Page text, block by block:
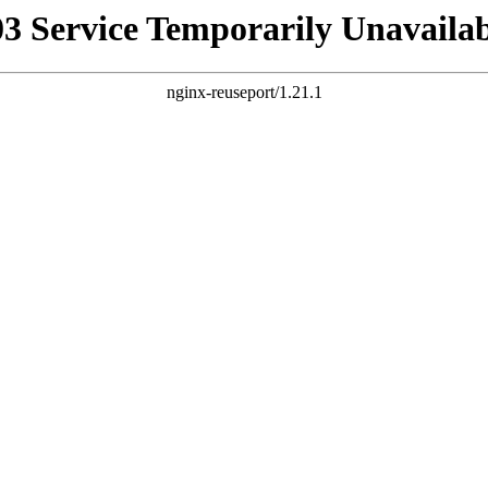
Service Temporarily
nginx-reuseport/1.21.1